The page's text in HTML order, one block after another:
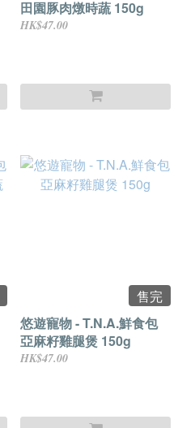
田園豚肉燉時蔬 150g
HK$47.00
售完
悠遊寵物 - T.N.A.鮮食包
亞麻籽雞腿煲 150g
HK$47.00